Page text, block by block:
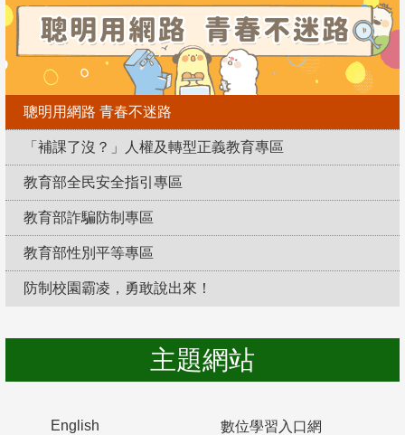
聰明用網路 青春不迷路
「補課了沒？」人權及轉型正義教育專區
教育部全民安全指引專區
教育部詐騙防制專區
教育部性別平等專區
防制校園霸凌，勇敢說出來！
主題網站
English 數位學習入口網